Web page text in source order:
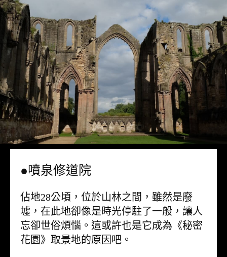
●噴泉修道院
佔地28公頃，位於山林之間，雖然是廢
墟，在此地卻像是時光停駐了一般，讓人
忘卻世俗煩惱。這或許也是它成為《秘密
花園》取景地的原因吧。